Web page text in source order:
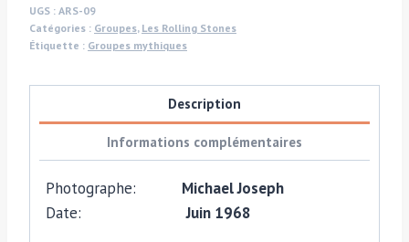
–
Rolling
Stones
UGS : ARS-09
Catégories : Groupes, Les Rolling Stones
Étiquette : Groupes mythiques
Description
Informations complémentaires
Photographe: Michael Joseph
Date:Juin 1968